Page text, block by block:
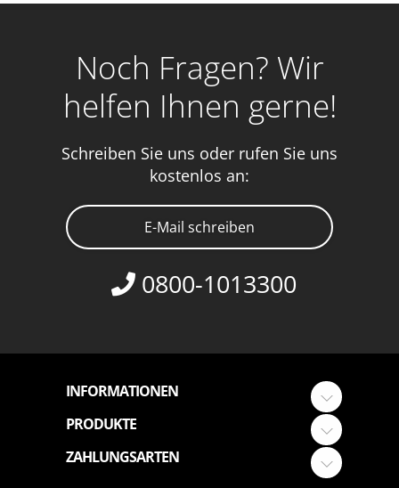
Noch Fragen? Wir
helfen Ihnen gerne!
Schreiben Sie uns oder rufen Sie uns
kostenlos an:
E-Mail schreiben
0800-1013300
INFORMATIONEN
PRODUKTE
ZAHLUNGSARTEN